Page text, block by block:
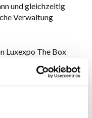
und gleichzeitig
Verwaltung
Luxexpo The Box
die vom